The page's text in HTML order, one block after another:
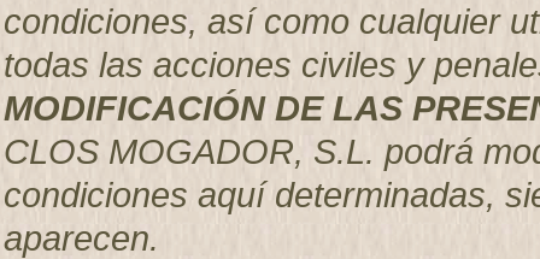
condiciones, así como cualquier
todas las acciones civiles y
MODIFICACIÓN DE LAS
CLOS MOGADOR, S.L. podrá
condiciones aquí determinadas,
aparecen.